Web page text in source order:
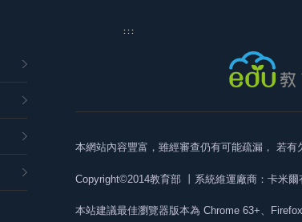
:::
本網站內容豐富，雖經審查仍有可能疏漏， 若有
Copyright©2014教育部 丨系統維運廠商：卡米爾
本站建議最佳瀏覽器版本為 Chrome 63+、